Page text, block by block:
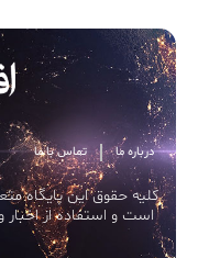
درباره ما تماس با ما
کلیه حقوق این پایگاه
است و استفاده از